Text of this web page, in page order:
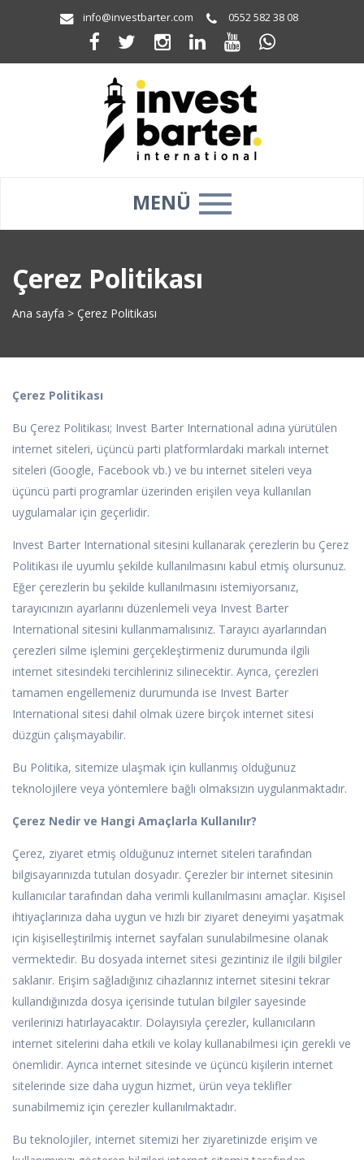
info@investbarter.com 0552 582 38 08
MENÜ
Çerez Politikası
Ana sayfa > Çerez Politikası
Çerez Politikası
Bu Çerez Politikası; Invest Barter International adına yürütülen
internet siteleri, üçüncü parti platformlardaki markalı internet
siteleri (Google, Facebook vb.) ve bu internet siteleri veya
üçüncü parti programlar üzerinden erişilen veya kullanılan
uygulamalar için geçerlidir.
Invest Barter International sitesini kullanarak çerezlerin bu Çerez
Politikası ile uyumlu şekilde kullanılmasını kabul etmiş olursunuz.
Eğer çerezlerin bu şekilde kullanılmasını istemiyorsanız,
tarayıcınızın ayarlarını düzenlemeli veya Invest Barter
International sitesini kullanmamalısınız. Tarayıcı ayarlarından
çerezleri silme işlemini gerçekleştirmeniz durumunda ilgili
internet sitesindeki tercihleriniz silinecektir. Ayrıca, çerezleri
tamamen engellemeniz durumunda ise Invest Barter
International sitesi dahil olmak üzere birçok internet sitesi
düzgün çalışmayabilir.
Bu Politika, sitemize ulaşmak için kullanmış olduğunuz
teknolojilere veya yöntemlere bağlı olmaksızın uygulanmaktadır.
Çerez Nedir ve Hangi Amaçlarla Kullanılır?
Çerez, ziyaret etmiş olduğunuz internet siteleri tarafından
bilgisayarınızda tutulan dosyadır. Çerezler bir internet sitesinin
kullanıcılar tarafından daha verimli kullanılmasını amaçlar. Kişisel
ihtiyaçlarınıza daha uygun ve hızlı bir ziyaret deneyimi yaşatmak
için kişiselleştirilmiş internet sayfaları sunulabilmesine olanak
vermektedir. Bu dosyada internet sitesi gezintiniz ile ilgili bilgiler
saklanır. Erişim sağladığınız cihazlarınız internet sitesini tekrar
kullandığınızda dosya içerisinde tutulan bilgiler sayesinde
verilerinizi hatırlayacaktır. Dolayısıyla çerezler, kullanıcıların
internet sitelerini daha etkili ve kolay kullanabilmesi için gerekli ve
önemlidir. Ayrıca internet sitesinde ve üçüncü kişilerin internet
sitelerinde size daha uygun hizmet, ürün veya teklifler
sunabilmemiz için çerezler kullanılmaktadır.
Bu teknolojiler, internet sitemizi her ziyaretinizde erişim ve